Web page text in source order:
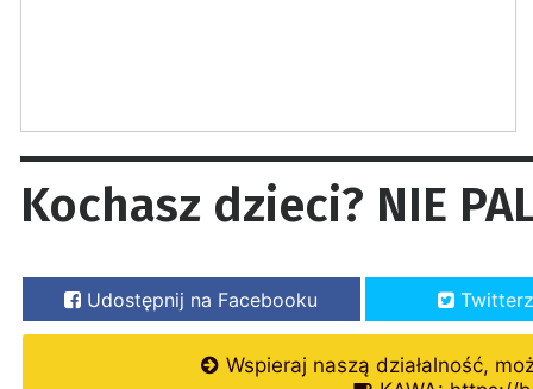
Kochasz dzieci? NIE
Udostępnij na Facebooku
Wspieraj naszą działalność,